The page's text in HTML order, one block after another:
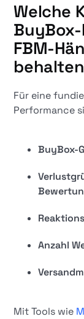
Welche
FBM-
Für eine
Performance
BuyBox-
Anzahl
Mit Tools wie